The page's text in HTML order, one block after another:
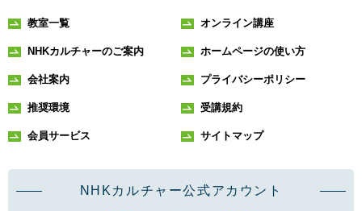
教室一覧 オンライン講座
NHKカルチャーのご案内 ホームページの使い方
会社案内 プライバシーポリシー
推奨環境 受講規約
会員サービス サイトマップ
NHKカルチャー公式アカウント